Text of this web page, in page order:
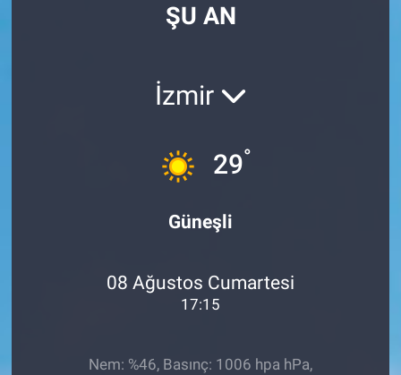
ŞU AN
İzmir
29°
Güneşli
08 Ağustos Cumartesi
17:15
Nem: %46, Basınç: 1006 hpa hPa,